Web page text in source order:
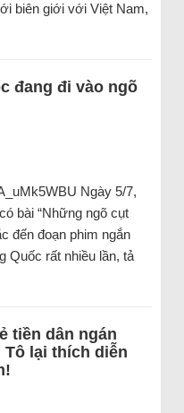
biên giới với Việt Nam,
đang đi vào ngõ
Ngày 5/7,
bài “Những ngõ cụt
đến đoạn phim ngắn
Quốc rất nhiều lần, tả
tiền dân ngán
Tô lại thích diễn